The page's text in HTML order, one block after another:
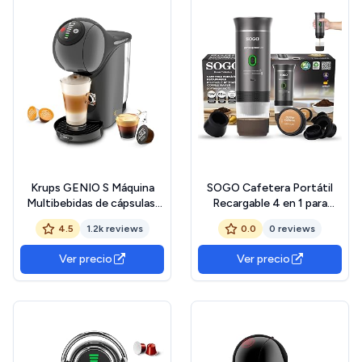
Krups GENIO S Máquina
Multibebidas de cápsulas,
Compacta, Alta Presión, XL
Tamaños Ajustables,
Espresso Impecable con
Crema Gruesa en Sólo 30
Segundos, Parada
4.5 1.2k reviews
Ver precio
SOGO Cafetera Portátil
Recargable 4 en 1 para
Cápsulas y Café Molido -
Mini Cafetera Compatible
Nespresso y Dolce Gusto -
Máquina de Café para
Viajes Compacta con
0.0 0 reviews
Ver precio